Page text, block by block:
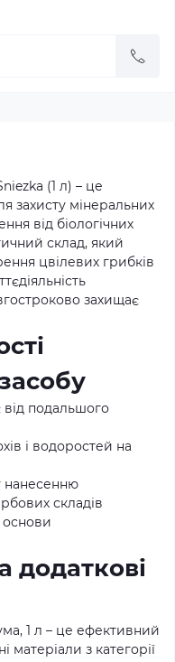
(1 л) – це
захисту мінеральних
від біологічних
склад, який
цвілевих грибків
захищає
від подальшого
і водоростей на
складів
додаткові
1 л – це ефективний
матеріали з категорії